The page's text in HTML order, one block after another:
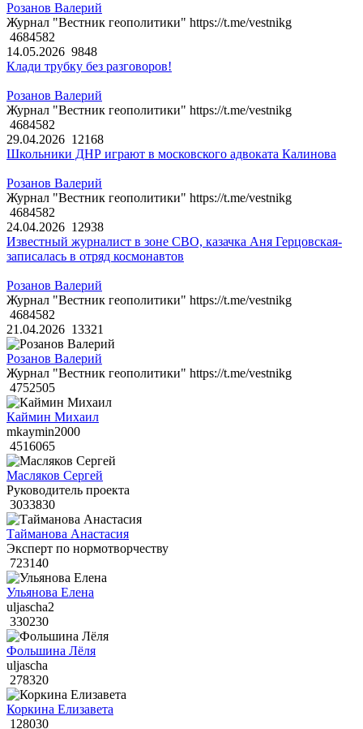
Розанов Валерий
Журнал "Вестник геополитики" https://t.me/vestnikg
4684582
14.05.2026 9848
Клади трубку без разговоров!
Розанов Валерий
Журнал "Вестник геополитики" https://t.me/vestnikg
4684582
29.04.2026 12168
Школьники ДНР играют в московского адвоката Калинова
Розанов Валерий
Журнал "Вестник геополитики" https://t.me/vestnikg
4684582
24.04.2026 12938
Известный журналист в зоне СВО, казачка Аня Герцовская-
записалась в отряд космонавтов
Розанов Валерий
Журнал "Вестник геополитики" https://t.me/vestnikg
4684582
21.04.2026 13321
Розанов Валерий
Журнал "Вестник геополитики" https://t.me/vestnikg
4752505
Каймин Михаил
mkaymin2000
4516065
Масляков Сергей
Руководитель проекта
3033830
Тайманова Анастасия
Эксперт по нормотворчеству
723140
Ульянова Елена
uljascha2
330230
Фольшина Лёля
uljascha
278320
Коркина Елизавета
128030